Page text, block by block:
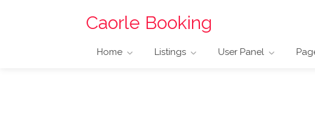
Caorle Booking
Home Listings User Panel